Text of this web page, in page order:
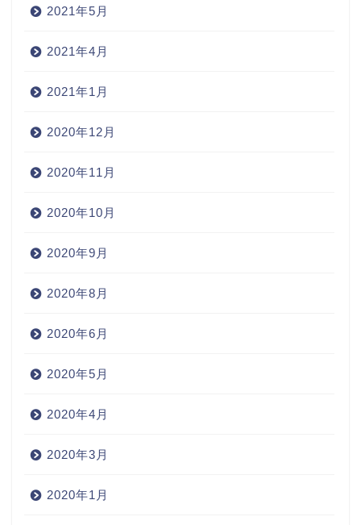
2021年5月
2021年4月
2021年1月
2020年12月
2020年11月
2020年10月
2020年9月
2020年8月
2020年6月
2020年5月
2020年4月
2020年3月
2020年1月